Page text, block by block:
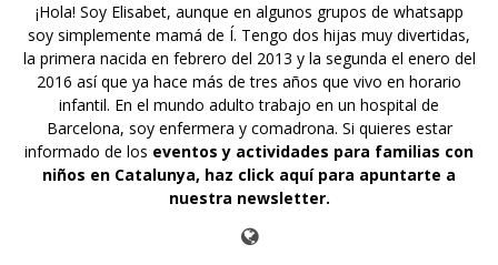
¡Hola! Soy Elisabet, aunque en algunos grupos de whatsapp
soy simplemente mamá de Í. Tengo dos hijas muy divertidas,
la primera nacida en febrero del 2013 y la segunda el enero del
2016 así que ya hace más de tres años que vivo en horario
infantil. En el mundo adulto trabajo en un hospital de
Barcelona, soy enfermera y comadrona. Si quieres estar
informado de los eventos y actividades para familias con
niños en Catalunya, haz click aquí para apuntarte a
nuestra newsletter.